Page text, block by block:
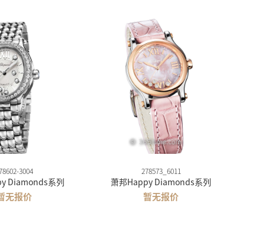
3004
Diamonds系列
无报价
278573_6011
萧邦Happy Diamonds系列
暂无报价